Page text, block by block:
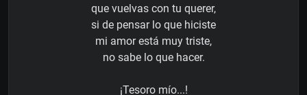
que vuelvas con tu querer,
si de pensar lo que hiciste
mi amor está muy triste,
no sabe lo que hacer.
¡Tesoro mío...!